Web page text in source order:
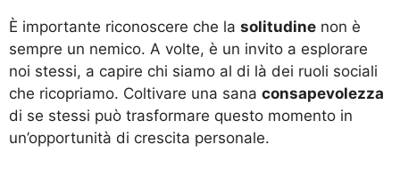
È importante riconoscere che la solitudine non è
sempre un nemico. A volte, è un invito a esplorare
noi stessi, a capire chi siamo al di là dei ruoli sociali
che ricopriamo. Coltivare una sana consapevolezza
di se stessi può trasformare questo momento in
un’opportunità di crescita personale.